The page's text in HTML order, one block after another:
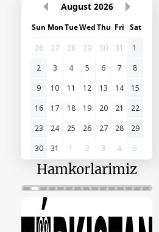
August 2026
Sun MonTueWedThu Fri Sat
26
27 28 29 30 31
1
2
3 4 5 6 7
8
9
10 11 12 13 14
15
16
17 18 19 20 21
22
23
24 25 26 27 28
29
30
31 1 2 3 4 5
Hamkorlarimiz